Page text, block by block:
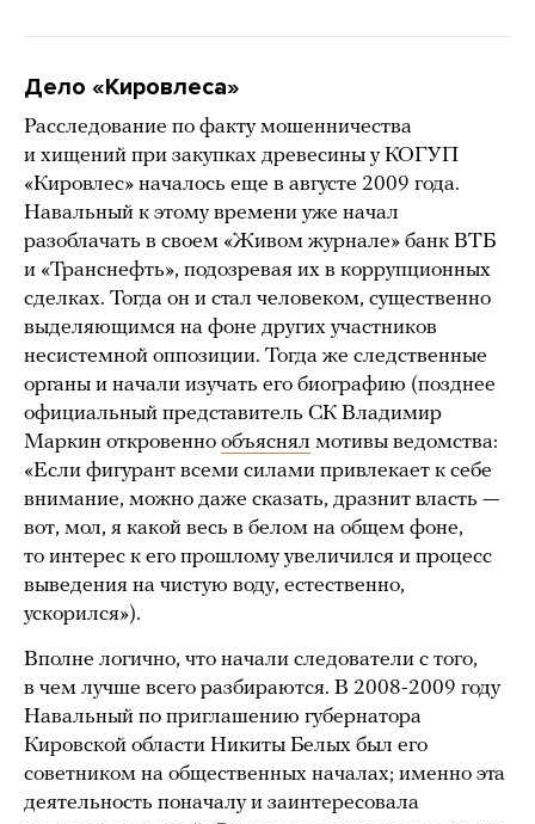
Дело «Кировлеса»
Расследование по факту мошенничества
и хищений при закупках древесины у КОГУП
«Кировлес» началось еще в августе 2009 года.
Навальный к этому времени уже начал
разоблачать в своем «Живом журнале» банк ВТБ
и «Транснефть», подозревая их в коррупционных
сделках. Тогда он и стал человеком, существенно
выделяющимся на фоне других участников
несистемной оппозиции. Тогда же следственные
органы и начали изучать его биографию (позднее
официальный представитель СК Владимир
Маркин откровенно объяснял мотивы ведомства:
«Если фигурант всеми силами привлекает к себе
внимание, можно даже сказать, дразнит власть —
вот, мол, я какой весь в белом на общем фоне,
то интерес к его прошлому увеличился и процесс
выведения на чистую воду, естественно,
ускорился»).
Вполне логично, что начали следователи с того,
в чем лучше всего разбираются. В 2008-2009 году
Навальный по приглашению губернатора
Кировской области Никиты Белых был его
советником на общественных началах; именно эта
деятельность поначалу и заинтересовала